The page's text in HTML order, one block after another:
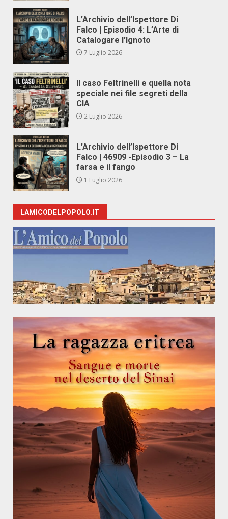
L’Archivio dell’Ispettore Di
Falco | Episodio 4: L’Arte di
Catalogare l’Ignoto
7 Luglio 2026
Il caso Feltrinelli e quella nota
speciale nei file segreti della
CIA
2 Luglio 2026
L’Archivio dell’Ispettore Di
Falco | 46909 -Episodio 3 – La
farsa e il fango
1 Luglio 2026
LAMICODELPOPOLO.IT